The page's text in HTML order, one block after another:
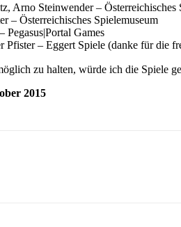
Arno Steinwender – Österreichisches
– Österreichisches Spielemuseum
Games
Pfister – Eggert Spiele (danke für die
zu halten, würde ich die Spiele
2015